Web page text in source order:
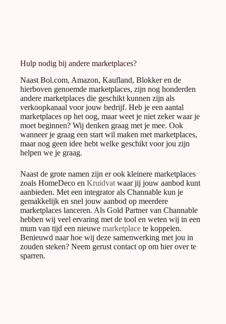
Hulp nodig bij andere marketplaces?
Naast Bol.com, Amazon, Kaufland, Blokker en de
hierboven genoemde marketplaces, zijn nog honderden
andere marketplaces die geschikt kunnen zijn als
verkoopkanaal voor jouw bedrijf. Heb je een aantal
marketplaces op het oog, maar weet je niet zeker waar je
moet beginnen? Wij denken graag met je mee. Ook
wanneer je graag een start wil maken met marketplaces,
maar nog geen idee hebt welke geschikt voor jou zijn
helpen we je graag.
Naast de grote namen zijn er ook kleinere marketplaces
zoals HomeDeco en Kruidvat waar jij jouw aanbod kunt
aanbieden. Met een integrator als Channable kun je
gemakkelijk en snel jouw aanbod op meerdere
marketplaces lanceren. Als Gold Partner van Channable
hebben wij veel ervaring met de tool en weten wij in een
mum van tijd een nieuwe marketplace te koppelen.
Benieuwd naar hoe wij deze samenwerking met jou in
zouden steken? Neem gerust contact op om hier over te
sparren.